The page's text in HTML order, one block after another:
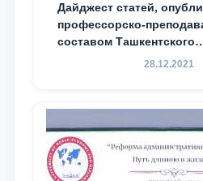
Дайджест статей,
профессорско-
составом Ташкентского
государственного
доведения до
сообщества
исследований в сфере
противодействия
28.12.2021